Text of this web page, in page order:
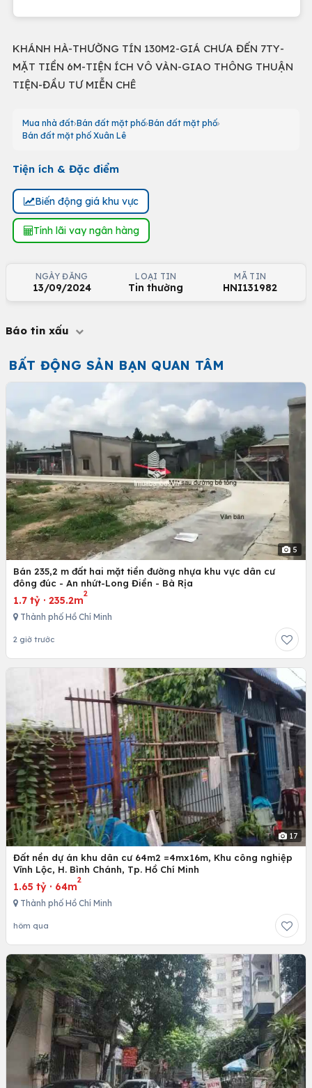
KHÁNH HÀ-THƯỜNG TÍN 130M2-GIÁ CHƯA ĐẾN 7TY-
MẶT TIỀN 6M-TIỆN ÍCH VÔ VÀN-GIAO THÔNG THUẬN
TIỆN-ĐẦU TƯ MIỄN CHÊ
Mua nhà đất Bán đất mặt phố Bán đất mặt phố
Bán đất mặt phố Xuân Lê
Tiện ích & Đặc điểm
Biến động giá khu vực
Tính lãi vay ngân hàng
NGÀY ĐĂNG
13/09/2024
LOẠI TIN
Tin thường
MÃ TIN
HNI131982
Báo tin xấu
BẤT ĐỘNG SẢN BẠN QUAN TÂM
5
Bán 235,2 m đất hai mặt tiền đường nhựa khu vực dân cư
đông đúc - An nhứt-Long Điền - Bà Rịa
1.7 tỷ · 235.2m
2
Thành phố Hồ Chí Minh
2 giờ trước
17
Đất nền dự án khu dân cư 64m2 =4mx16m, Khu công nghiệp
Vĩnh Lộc, H. Bình Chánh, Tp. Hồ Chí Minh
1.65 tỷ · 64m
2
Thành phố Hồ Chí Minh
hôm qua